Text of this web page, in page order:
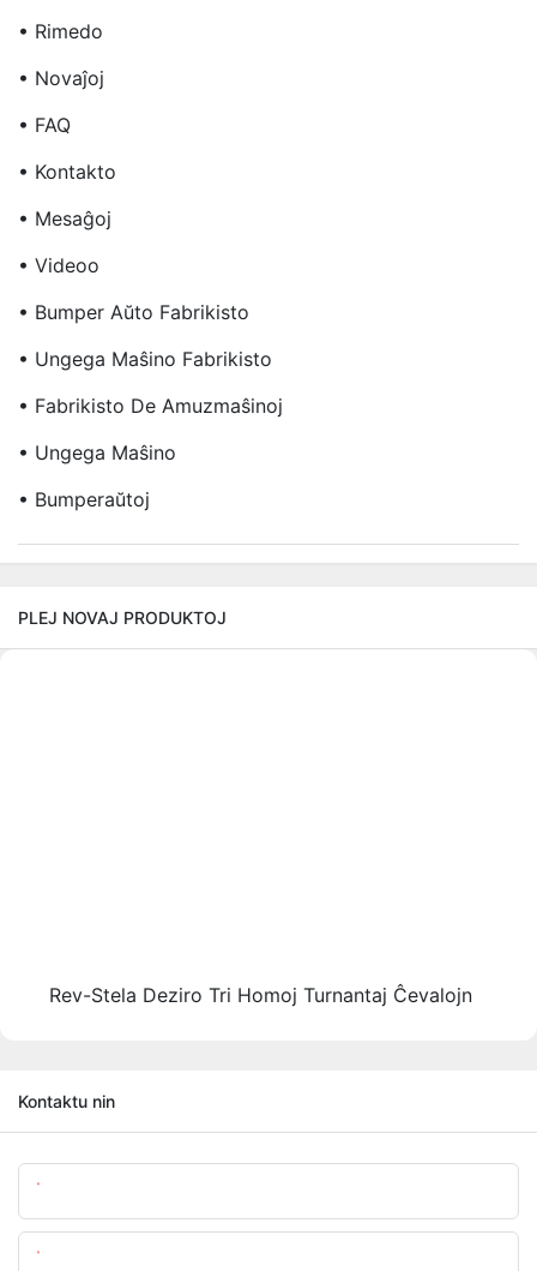
• Rimedo
• Novaĵoj
• FAQ
• Kontakto
• Mesaĝoj
• Videoo
• Bumper Aŭto Fabrikisto
• Ungega Maŝino Fabrikisto
• Fabrikisto De Amuzmaŝinoj
• Ungega Maŝino
• Bumperaŭtoj
PLEJ NOVAJ PRODUKTOJ
Rev-Stela Deziro Tri Homoj Turnantaj Ĉevalojn
Kontaktu nin